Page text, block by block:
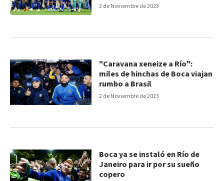
2 de Noviembre de 2023
2 de Noviembre de 2023
"Caravana xeneize a Río":
miles de hinchas de Boca viajan
rumbo a Brasil
Boca ya se instaló en Río de
Janeiro para ir por su sueño
copero